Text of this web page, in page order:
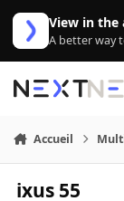
Aller au contenu
View in the
A better way
Accueil
ixus 55